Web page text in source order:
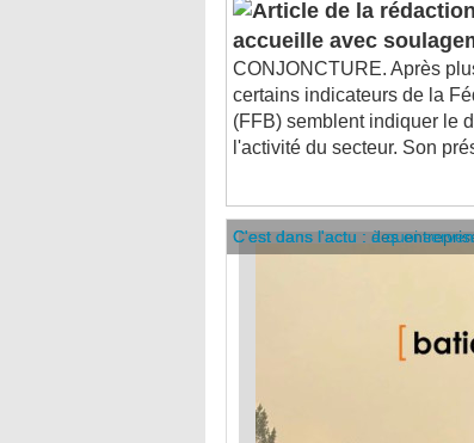
accueille avec
CONJONCTURE. Après
certains indicateurs de la
(FFB) semblent indiquer le
l'activité du secteur. Son
C'est dans l'actu : des
C'est dans l'actu : à quoi